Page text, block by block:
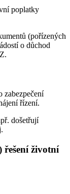
poplatky
(pořízených
o důchod
zabezpečení
řízení.
došetřují
řešení životní